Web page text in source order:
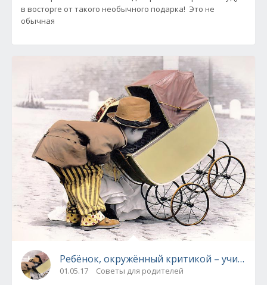
в восторге от такого необычного подарка! Это не
обычная
Ребёнок, окружённый критикой – учится
01.05.17 Советы для родителей